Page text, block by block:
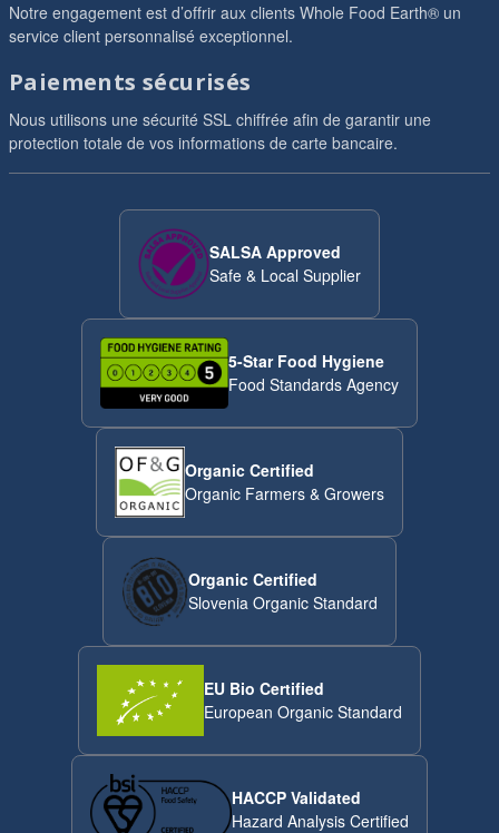
Notre engagement est d’offrir aux clients Whole Food Earth® un
service client personnalisé exceptionnel.
Paiements sécurisés
Nous utilisons une sécurité SSL chiffrée afin de garantir une
protection totale de vos informations de carte bancaire.
SALSA Approved
Safe & Local Supplier
5-Star Food Hygiene
Food Standards Agency
Organic Certified
Organic Farmers & Growers
Organic Certified
Slovenia Organic Standard
EU Bio Certified
European Organic Standard
HACCP Validated
Hazard Analysis Certified